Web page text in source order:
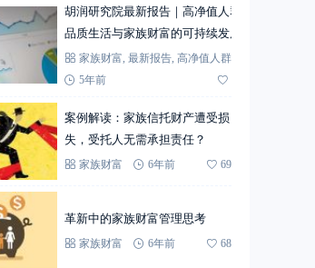
胡润研究院最新报告｜高净值人群
品质生活与家族财富的可持续发展
家族财富 最新报告 高净值人群
5年前
案例解读：家族信托财产遭受损
失，受托人无需承担责任？
家族财富 6年前 69
革新中的家族财富管理思考
家族财富 6年前 68